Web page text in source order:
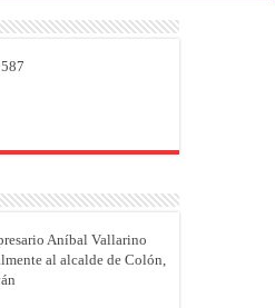
Aníbal Vallarino
al alcalde de Colón,